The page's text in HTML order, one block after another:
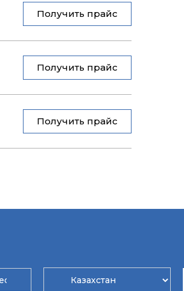
Получить прайс
Получить прайс
Получить прайс